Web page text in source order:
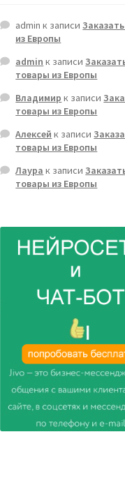
admin к записи
из Европы
admin к записи
товары из Европы
Владимир к записи
товары из Европы
Алексей к записи
товары из Европы
Лаура к записи
товары из Европы